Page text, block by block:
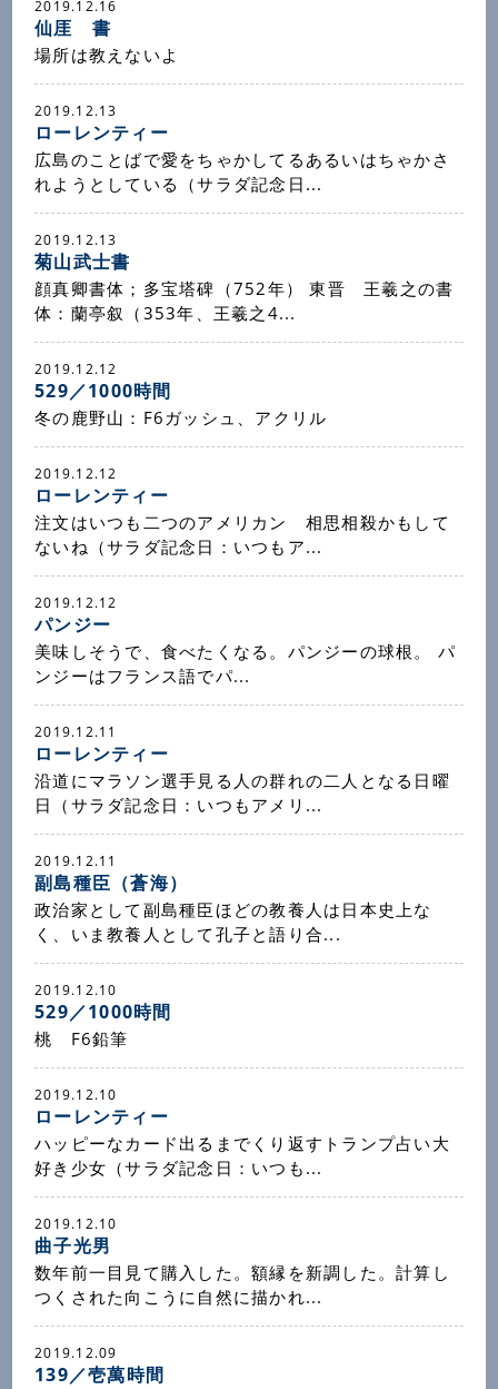
2019.12.16
仙厓 書
場所は教えないよ
2019.12.13
ローレンティー
広島のことばで愛をちゃかしてるあるいはちゃかさ
れようとしている（サラダ記念日...
2019.12.13
菊山武士書
顔真卿書体；多宝塔碑（752年） 東晋 王羲之の書
体：蘭亭叙（353年、王羲之4...
2019.12.12
529／1000時間
冬の鹿野山：F6ガッシュ、アクリル
2019.12.12
ローレンティー
注文はいつも二つのアメリカン 相思相殺かもして
ないね（サラダ記念日：いつもア...
2019.12.12
パンジー
美味しそうで、食べたくなる。パンジーの球根。 パ
ンジーはフランス語でパ...
2019.12.11
ローレンティー
沿道にマラソン選手見る人の群れの二人となる日曜
日（サラダ記念日：いつもアメリ...
2019.12.11
副島種臣（蒼海）
政治家として副島種臣ほどの教養人は日本史上な
く、いま教養人として孔子と語り合...
2019.12.10
529／1000時間
桃 F6鉛筆
2019.12.10
ローレンティー
ハッピーなカード出るまでくり返すトランプ占い大
好き少女（サラダ記念日：いつも...
2019.12.10
曲子光男
数年前一目見て購入した。額縁を新調した。計算し
つくされた向こうに自然に描かれ...
2019.12.09
139／壱萬時間